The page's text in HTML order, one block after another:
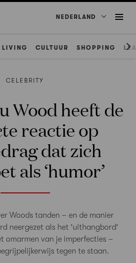
NEDERLAND
LIVING CULTUUR SHOPPING
CELEBRITY
Wood heeft de
reactie op
dat zich
als ‘humor’
Woods tanden – en de manier
neergezet als het 'uithangbord'
omarmen van je imperfecties –
tegen te staan.